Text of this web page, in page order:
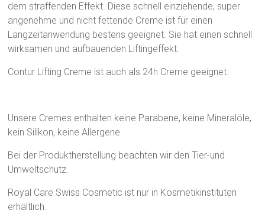
dem straffenden Effekt. Diese schnell einziehende, super
angenehme und nicht fettende Creme ist für einen
Langzeitanwendung bestens geeignet. Sie hat einen schnell
wirksamen und aufbauenden Liftingeffekt.
Contur Lifting Creme ist auch als 24h Creme geeignet.
Unsere Cremes enthalten keine Parabene, keine Mineralöle,
kein Silikon, keine Allergene
Bei der Produktherstellung beachten wir den Tier-und
Umweltschutz.
Royal Care Swiss Cosmetic ist nur in Kosmetikinstituten
erhältlich.